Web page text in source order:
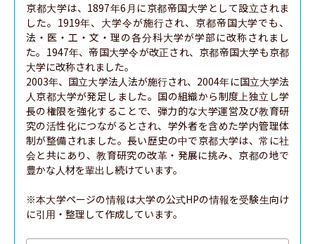
京都大学は、1897年6月に京都帝国大学として設立されま
した。1919年、大学令が施行され、京都帝国大学でも、
法・医・工・文・理の各分科大学が学部に改称されまし
た。1947年、帝国大学令が改正され、京都帝国大学も京都
大学に改称されました。
2003年、国立大学法人法が施行され、2004年に国立大学法
人京都大学が発足しました。国の組織から制度上独立し学
長の権限を強化することで、弾力的な大学運営及び教育研
究の活性化につながるとされ、学外者を含めた学内管理体
制が整備されました。長い歴史の中で京都大学は、常に社
会と共にあり、教育研究の改革・発展に挑み、京都の地で
豊かな人材を輩出し続けています。
※本大学ページの情報は大学の公式HPの情報を受験生向け
に引用・整理して作成しています。